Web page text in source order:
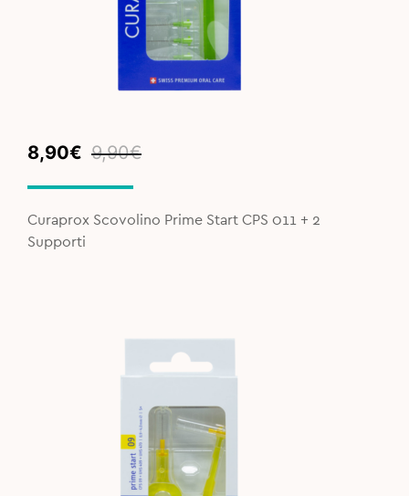
9,90€
Original
was:
9,90€.
8,90€
Current
is:
8,90€.
Curaprox Scovolino Prime Start CPS 011 + 2
Supporti